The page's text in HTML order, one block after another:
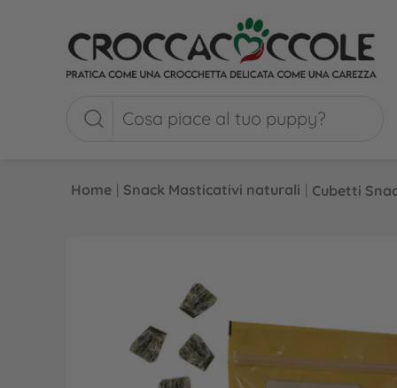
Home | Snack Masticativi naturali | Cubetti